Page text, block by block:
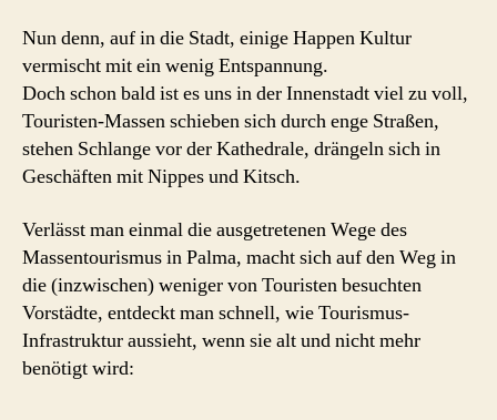
Nun denn, auf in die Stadt, einige Happen Kultur
vermischt mit ein wenig Entspannung.
Doch schon bald ist es uns in der Innenstadt viel zu voll,
Touristen-Massen schieben sich durch enge Straßen,
stehen Schlange vor der Kathedrale, drängeln sich in
Geschäften mit Nippes und Kitsch.
Verlässt man einmal die ausgetretenen Wege des
Massentourismus in Palma, macht sich auf den Weg in
die (inzwischen) weniger von Touristen besuchten
Vorstädte, entdeckt man schnell, wie Tourismus-
Infrastruktur aussieht, wenn sie alt und nicht mehr
benötigt wird: